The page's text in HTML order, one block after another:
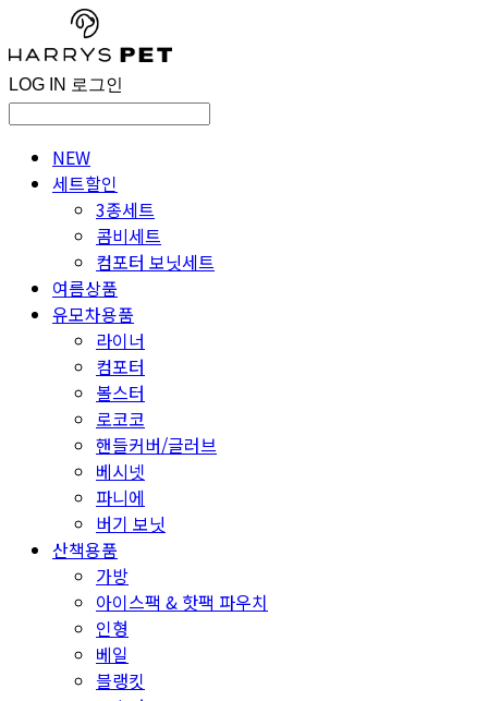
LOG IN 로그인
NEW
세트할인
3종세트
콤비세트
컴포터 보닛세트
여름상품
유모차용품
라이너
컴포터
볼스터
로코코
핸들커버/글러브
베시넷
파니에
버기 보닛
산책용품
가방
아이스팩 & 핫팩 파우치
인형
베일
블랭킷